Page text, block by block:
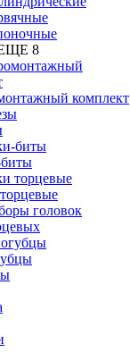
8
комплект
головок